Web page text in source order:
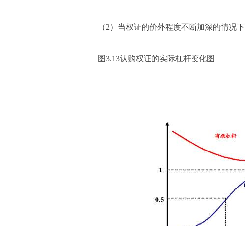
（2）当权证的价外程度不断加深的情况下
图3.13认购权证的实际杠杆变化图